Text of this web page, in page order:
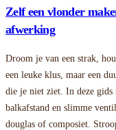
Zelf een vlonder
afwerking
Droom je van een strak,
een leuke klus, maar een
die je niet ziet. In deze gids
balkafstand en slimme
douglas of composiet.